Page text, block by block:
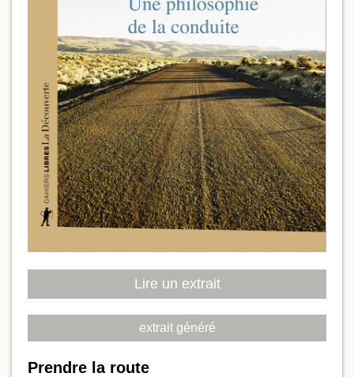
Lire un extrait
extrait généré
Prendre la route